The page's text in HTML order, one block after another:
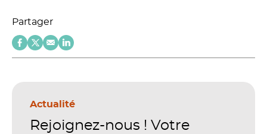
Partager
Actualité
Rejoignez-nous ! Votre